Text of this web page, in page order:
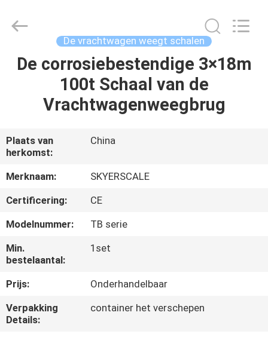
HUIS
PRODUCTEN
VIDEO'S
OVER
ONS
KWALITEITSCONTROLE
NIEUWS
Rights
De vrachtwagen weegt schalen
De corrosiebestendige 3×18m
100t Schaal van de
Vrachtwagenweegbrug
Plaats van
herkomst:
China
Merknaam:
SKYERSCALE
Certificering:
CE
Modelnummer:
TB serie
Min.
bestelaantal:
1set
Prijs:
Onderhandelbaar
Verpakking
Details:
container het verschepen